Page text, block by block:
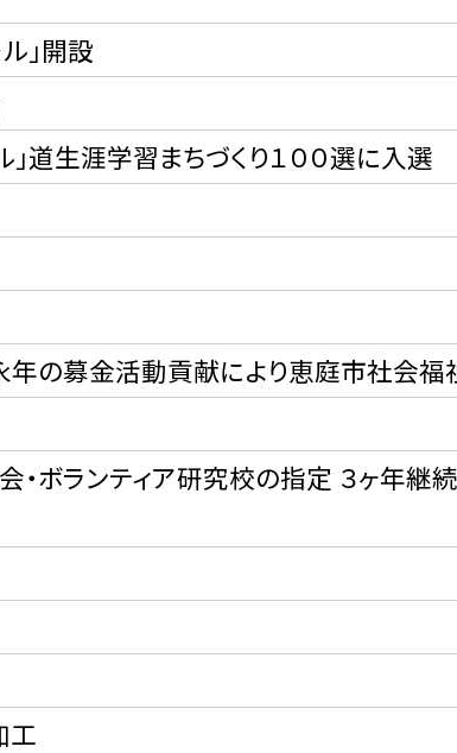
」開設
道生涯学習まちづくり１００選に入選
年の募金活動貢献により恵庭市社会
ボランティア研究校の指定 ３ヶ年継
工